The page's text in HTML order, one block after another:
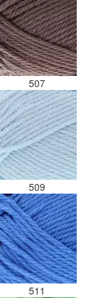
507
509
511